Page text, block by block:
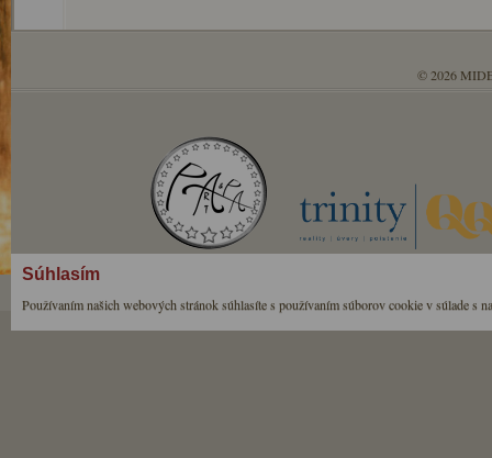
© 2026
Súhlasím
Používaním našich webových stránok súhlasíte s používaním súborov cookie v súlade s